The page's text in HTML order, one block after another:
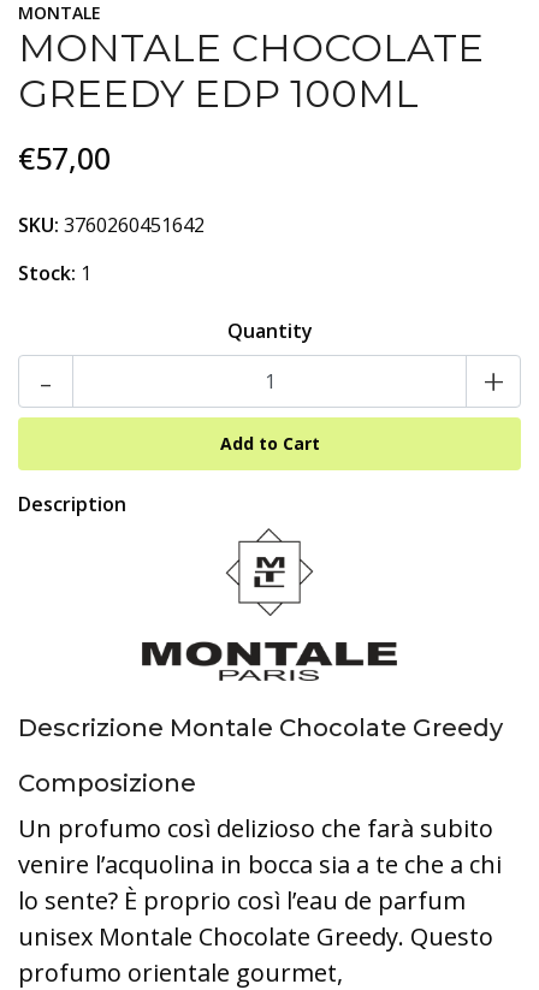
MONTALE
MONTALE CHOCOLATE
GREEDY EDP 100ML
€57,00
SKU: 3760260451642
Stock: 1
Quantity
- +
Description
Descrizione Montale Chocolate Greedy
Composizione
Un profumo così delizioso che farà subito
venire l’acquolina in bocca sia a te che a chi
lo sente? È proprio così l’eau de parfum
unisex Montale Chocolate Greedy. Questo
profumo orientale gourmet,